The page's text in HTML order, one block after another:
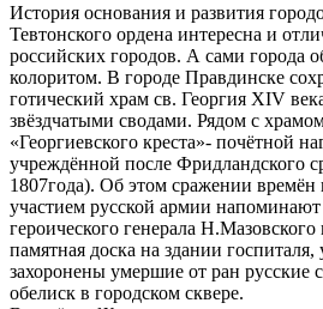
История основания и развития
Тевтонского ордена интересна и
российских городов. А сами города
колоритом. В городе Правдинске
готический храм св. Георгия XIV
звёздчатыми сводами. Рядом с
«Георгиевского креста»- почётной
учреждённой после Фридландского
1807года). Об этом сражении времён
участием русской армии
героического генерала Н.Мазовского
памятная доска на здании
захоронены умершие от ран русские
обелиск в городском сквере.